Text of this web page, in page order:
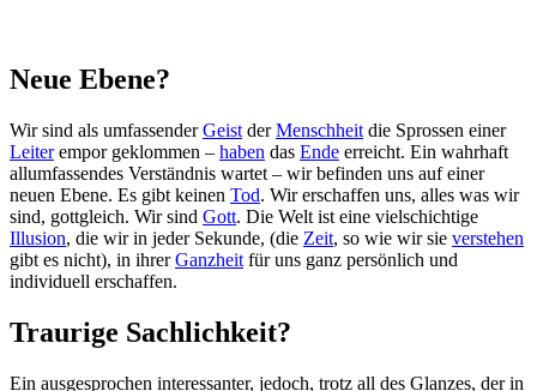
Neue Ebene?
Wir sind als umfassenderGeist derMenschheit die Sprossen einer
Leiterempor geklommen – haben das Ende erreicht. Ein wahrhaft
allumfassendes Verständnis wartet – wir befinden uns auf einer
neuen Ebene. Es gibt keinen Tod. Wir erschaffen uns, alles was wir
sind, gottgleich. Wir sind Gott. Die Welt ist eine vielschichtige
Illusion, die wir in jeder Sekunde, (die Zeit, so wie wir sie verstehen
gibt es nicht), in ihrerGanzheit für uns ganz persönlich und
individuell erschaffen.
Traurige Sachlichkeit?
Ein ausgesprochen interessanter, jedoch, trotz all des Glanzes, der in